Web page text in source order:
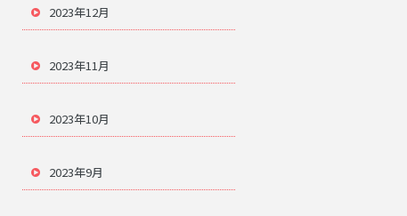
2023年12月
2023年11月
2023年10月
2023年9月